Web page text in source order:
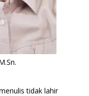
tidak lahir